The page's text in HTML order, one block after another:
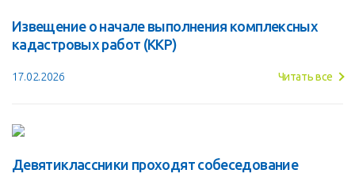
Извещение о начале выполнения комплексных
кадастровых работ (ККР)
17.02.2026 Читать все
Девятиклассники проходят собеседование